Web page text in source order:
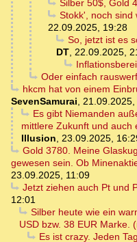
Silber 50$, Gold
Stokk', noch sind
22.09.2025, 19:28
So, jetzt ist es
DT, 22.09.2025,
Oder einfach
hkcm hat von einem
SevenSamurai,
Es gibt Niemanden
mittlere Zukunft und auch
Illusion, 23.09.2025,
Gold 3780. Meine
gewesen sein. Ob
23.09.2025, 11:09
Jetzt ziehen auch Pt und
12:01
Silber heute wie ein
USD bzw. 38 EUR Marke.
Es ist crazy. Jeden